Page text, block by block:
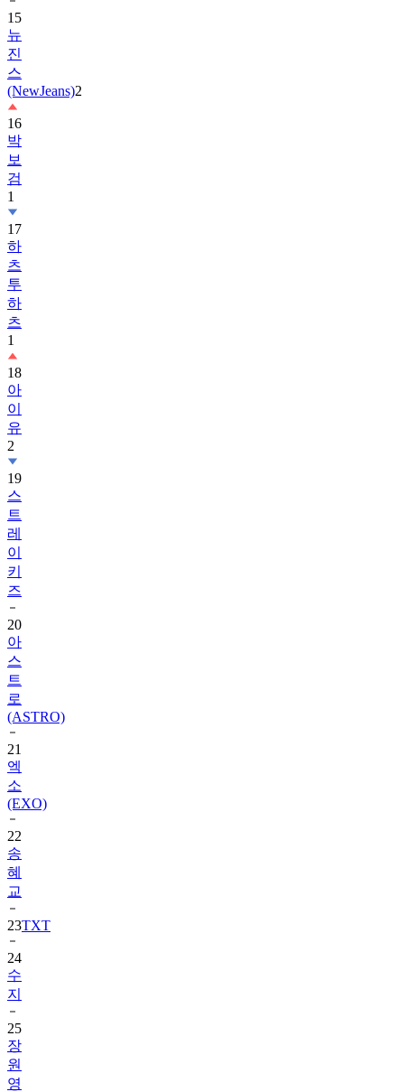
15
뉴
진
스
(NewJeans)2
16
박
보
검
1
17
하
츠
투
하
츠
1
18
아
이
유
2
19
스
트
레
이
키
즈
20
아
스
트
로
(ASTRO)
21
엑
소
(EXO)
22
송
혜
교
23TXT
24
수
지
25
장
원
영